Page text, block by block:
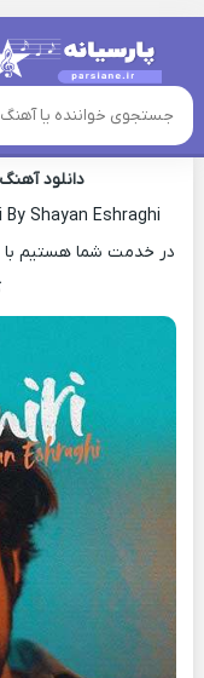
خانه » دانلود آهنگ جدید
اهنگ شایان
دانلود
Shayan Eshraghi
در خدمت شما هستیم با